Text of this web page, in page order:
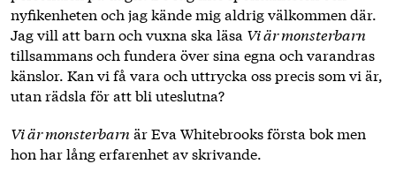
nyfikenheten och jag kände mig aldrig välkommen där.
Jag vill att barn och vuxna ska läsa Vi är monsterbarn
tillsammans och fundera över sina egna och varandras
känslor. Kan vi få vara och uttrycka oss precis som vi är,
utan rädsla för att bli uteslutna?
Vi är monsterbarn är Eva Whitebrooks första bok men
hon har lång erfarenhet av skrivande.